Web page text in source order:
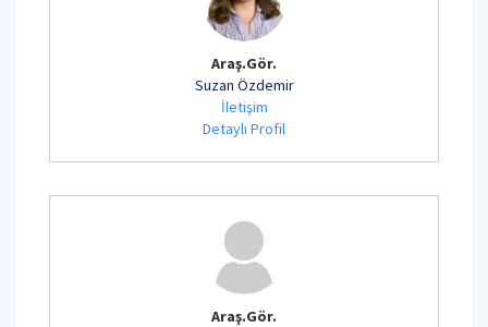
Araş.Gör.
Suzan Özdemir
İletişim
Detaylı Profil
Araş.Gör.